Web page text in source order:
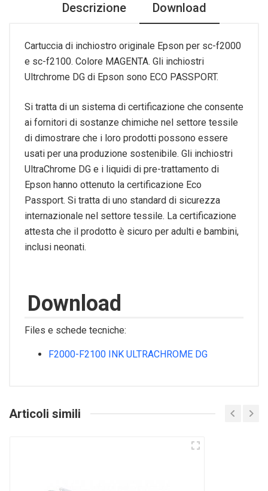
Descrizione Download
Cartuccia di inchiostro originale Epson per sc-f2000
e sc-f2100. Colore MAGENTA. Gli inchiostri
Ultrchrome DG di Epson sono ECO PASSPORT.
Si tratta di un sistema di certificazione che consente
ai fornitori di sostanze chimiche nel settore tessile
di dimostrare che i loro prodotti possono essere
usati per una produzione sostenibile. Gli inchiostri
UltraChrome DG e i liquidi di pre-trattamento di
Epson hanno ottenuto la certificazione Eco
Passport. Si tratta di uno standard di sicurezza
internazionale nel settore tessile. La certificazione
attesta che il prodotto è sicuro per adulti e bambini,
inclusi neonati.
Download
Files e schede tecniche:
F2000-F2100 INK ULTRACHROME DG
Articoli simili